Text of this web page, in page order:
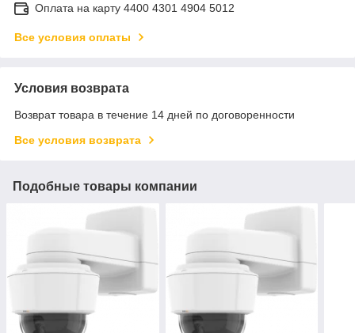
Оплата на карту 4400 4301 4904 5012
Все условия оплаты
Условия возврата
Возврат товара в течение 14 дней по договоренности
Все условия возврата
Подобные товары компании